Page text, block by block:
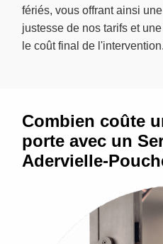
fériés, vous offrant ainsi
justesse de nos tarifs et
le coût final de l'intervention.
Combien coûte
porte avec un
Adervielle-